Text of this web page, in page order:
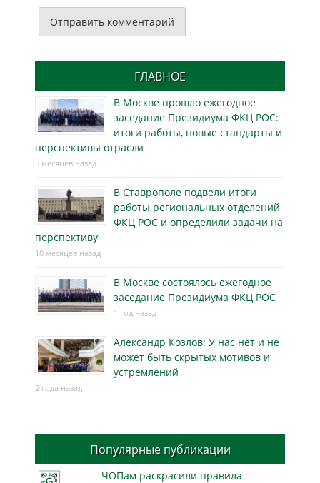
ГЛАВНОЕ
В Москве прошло ежегодное
заседание Президиума ФКЦ РОС:
итоги работы, новые стандарты и
перспективы отрасли
5 месяцев назад
В Ставрополе подвели итоги
работы региональных отделений
ФКЦ РОС и определили задачи на
перспективу
10 месяцев назад
В Москве состоялось ежегодное
заседание Президиума ФКЦ РОС
1 год назад
Александр Козлов: У нас нет и не
может быть скрытых мотивов и
устремлений
2 года назад
Популярные публикации
ЧОПам раскрасили правила